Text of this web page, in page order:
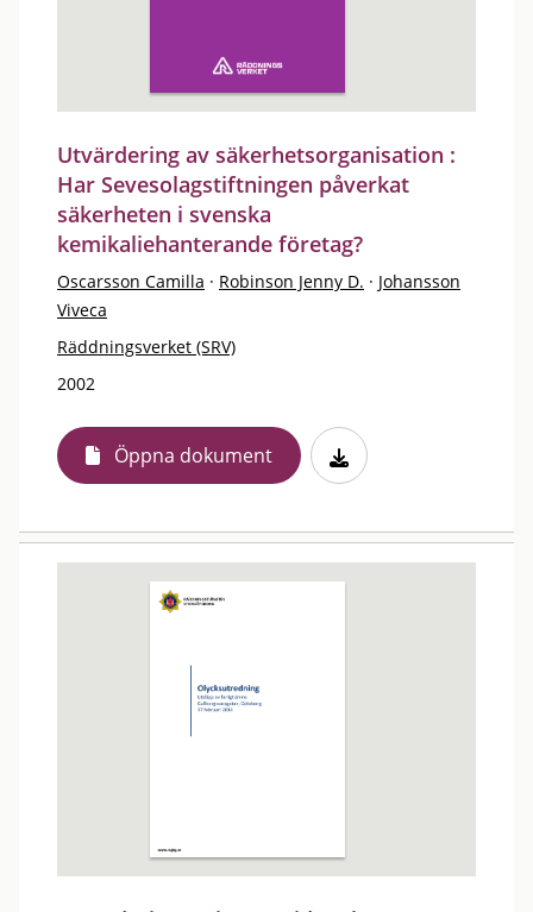
Utvärdering av säkerhetsorganisation :
Har Sevesolagstiftningen påverkat
säkerheten i svenska
kemikaliehanterande företag?
Oscarsson Camilla · Robinson Jenny D. · Johansson
Viveca
Räddningsverket (SRV)
2002
Öppna dokument